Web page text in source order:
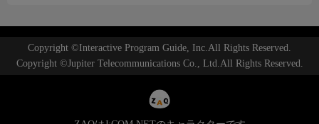
Copyright ©Interactive Program Guide, Inc.All Rights Reserved.
Copyright ©Jupiter Telecommunications Co., Ltd.All Rights Reserved.